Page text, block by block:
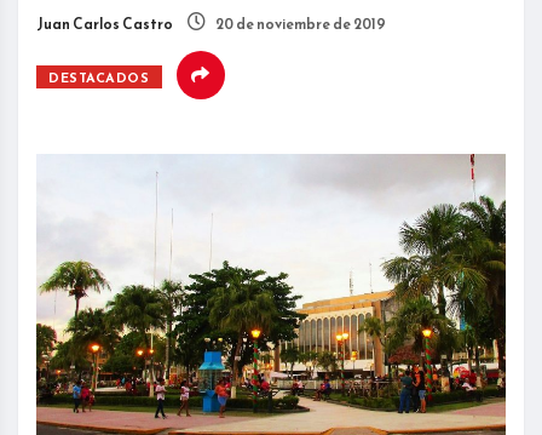
Juan Carlos Castro 20 de noviembre de 2019
DESTACADOS